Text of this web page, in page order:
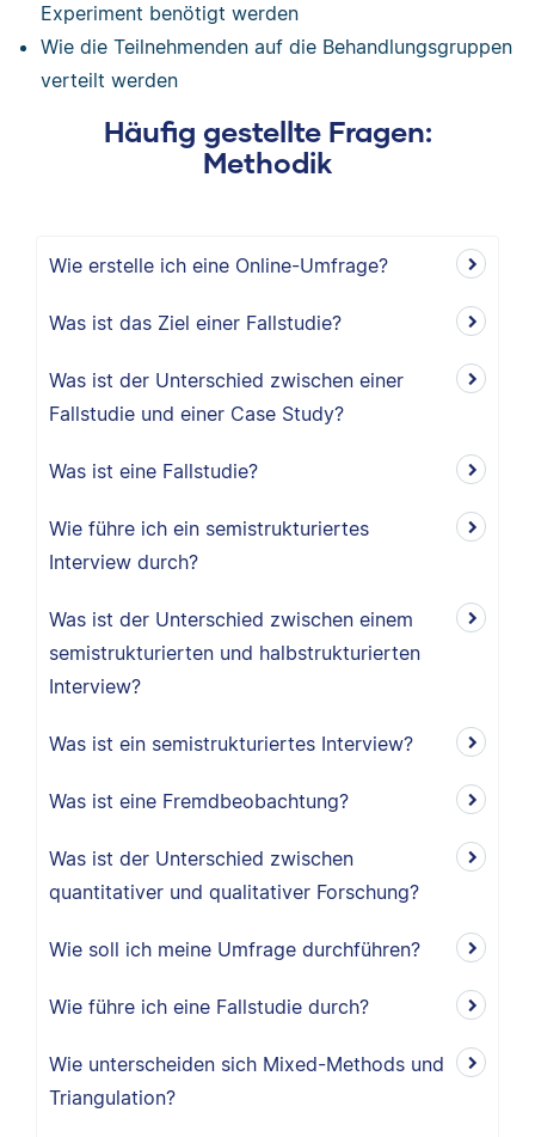
Experiment benötigt werden
Wie die Teilnehmenden auf die Behandlungsgruppen
verteilt werden
Häufig gestellte Fragen:
Methodik
Wie erstelle ich eine Online-Umfrage?
Was ist das Ziel einer Fallstudie?
Was ist der Unterschied zwischen einer
Fallstudie und einer Case Study?
Was ist eine Fallstudie?
Wie führe ich ein semistrukturiertes
Interview durch?
Was ist der Unterschied zwischen einem
semistrukturierten und halbstrukturierten
Interview?
Was ist ein semistrukturiertes Interview?
Was ist eine Fremdbeobachtung?
Was ist der Unterschied zwischen
quantitativer und qualitativer Forschung?
Wie soll ich meine Umfrage durchführen?
Wie führe ich eine Fallstudie durch?
Wie unterscheiden sich Mixed-Methods und
Triangulation?